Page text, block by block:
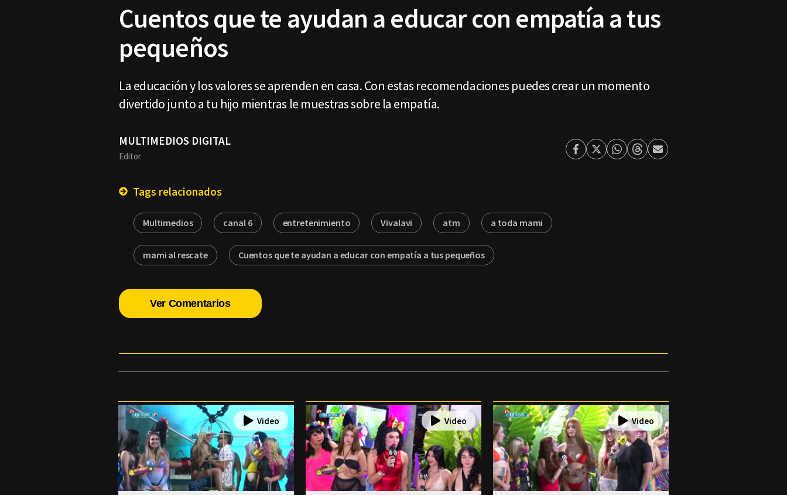
Cuentos que te ayudan a educar con empatía a tus
pequeños
La educación y los valores se aprenden en casa. Con estas recomendaciones puedes crear un momento
divertido junto a tu hijo mientras le muestras sobre la empatía.
MULTIMEDIOS DIGITAL
Editor Facebook
TwitterWhatsapp
ThreadsEnviar
Tags relacionados
Multimedios canal 6 entretenimiento Vivalavi atm a toda mami
mami al rescate Cuentos que te ayudan a educar con empatía a tus pequeños
Ver Comentarios